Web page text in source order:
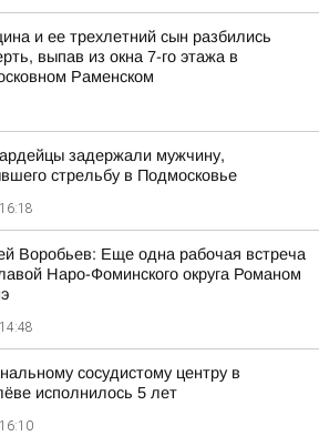
и ее трехлетний сын разбились
выпав из окна 7-го этажа в
Раменском
задержали мужчину,
стрельбу в Подмосковье
16:18
Воробьев: Еще одна рабочая встреча
Наро-Фоминского округа Романом
14:48
сосудистому центру в
исполнилось 5 лет
16:10